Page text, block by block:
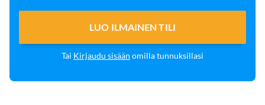
LUO ILMAINEN TILI
Tai Kirjaudu sisään omilla tunnuksillasi